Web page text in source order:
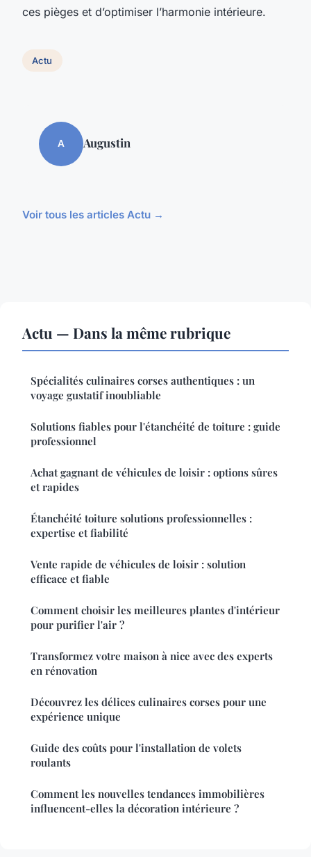
ces pièges et d’optimiser l’harmonie intérieure.
Actu
A Augustin
Voir tous les articles Actu →
Actu — Dans la même rubrique
Spécialités culinaires corses authentiques : un
voyage gustatif inoubliable
Solutions fiables pour l'étanchéité de toiture : guide
professionnel
Achat gagnant de véhicules de loisir : options sûres
et rapides
Étanchéité toiture solutions professionnelles :
expertise et fiabilité
Vente rapide de véhicules de loisir : solution
efficace et fiable
Comment choisir les meilleures plantes d'intérieur
pour purifier l'air ?
Transformez votre maison à nice avec des experts
en rénovation
Découvrez les délices culinaires corses pour une
expérience unique
Guide des coûts pour l'installation de volets
roulants
Comment les nouvelles tendances immobilières
influencent-elles la décoration intérieure ?